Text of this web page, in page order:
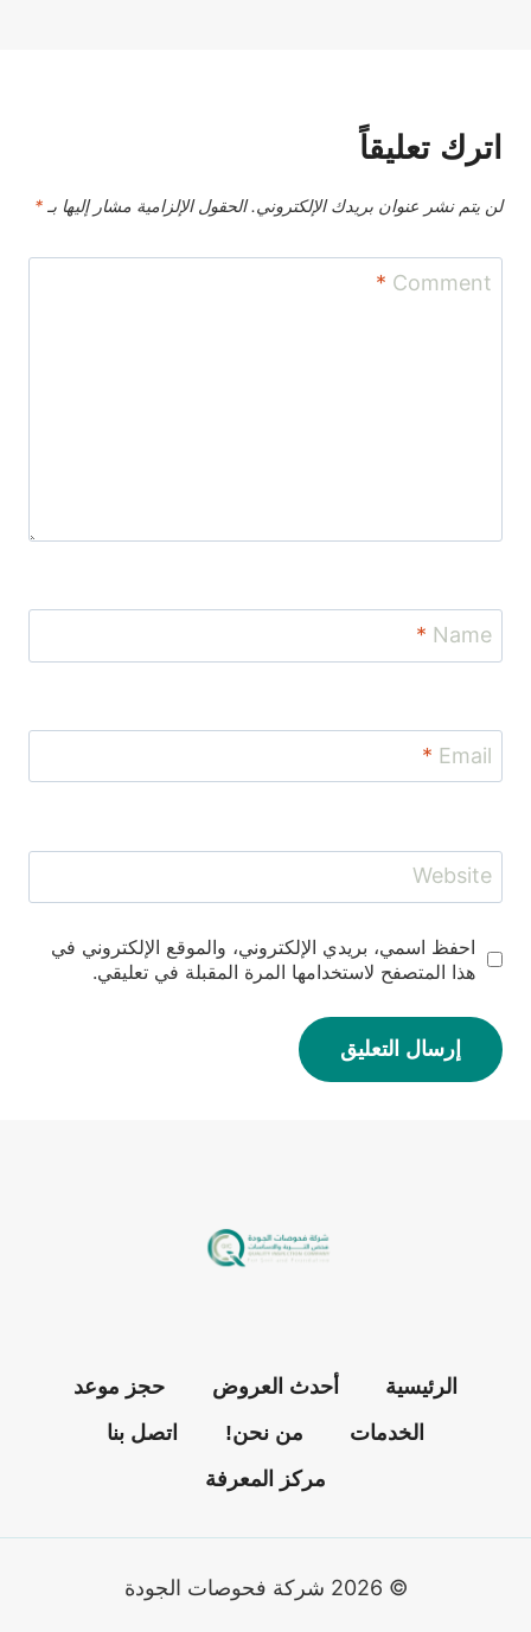
اترك تعليقاً
لن يتم نشر عنوان بريدك الإلكتروني. الحقول الإلزامية مشار إليها بـ *
Comment
*
Name
*
Email
*
Website
احفظ اسمي، بريدي الإلكتروني، والموقع الإلكتروني في
هذا المتصفح لاستخدامها المرة المقبلة في تعليقي.
الرئيسية أحدث العروض
حجز موعد
الخدمات
من نحن!
اتصل بنا
مركز المعرفة
© 2026 شركة فحوصات الجودة